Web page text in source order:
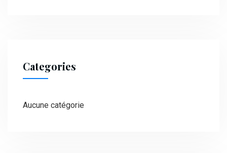
Categories
Aucune catégorie